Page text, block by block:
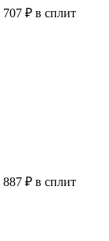
707 ₽ в сплит
887 ₽ в сплит